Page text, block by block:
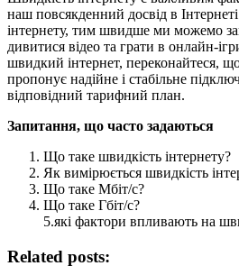
наш повсякденний досвід в
інтернету, тим швидше ми можемо
дивитися відео та грати в онлайн-
швидкий інтернет, переконайтеся,
пропонує надійне і стабільне
відповідний тарифний план.
Запитання, що часто задаються
Що таке швидкість інтернету?
Як вимірюється швидкість
Що таке Мбіт/с?
Що таке Гбіт/с?
5.які фактори впливають на
Related posts: